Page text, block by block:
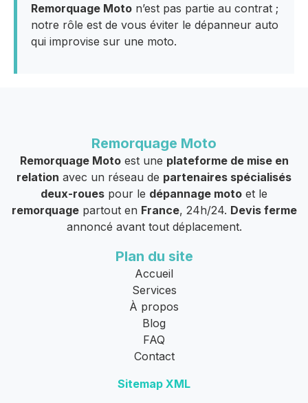
Remorquage Moto n’est pas partie au contrat ;
notre rôle est de vous éviter le dépanneur auto
qui improvise sur une moto.
Remorquage Moto
Remorquage Motoest une plateforme de mise en
relation avec un réseau de partenaires spécialisés
deux-roues pour le dépannage moto et le
remorquagepartout en France, 24h/24. Devis ferme
annoncé avant tout déplacement.
Plan du site
Accueil
Services
À propos
Blog
FAQ
Contact
Sitemap XML